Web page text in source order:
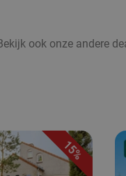
ook onze andere
15%